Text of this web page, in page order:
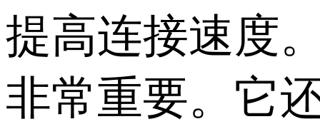
提高连接速度
非常重要。它